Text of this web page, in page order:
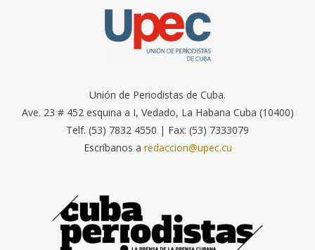
Unión de Periodistas de Cuba.
Ave. 23 # 452 esquina a I, Vedado, La Habana Cuba (10400)
Telf. (53) 7832 4550 | Fax: (53) 7333079
Escríbanos a redaccion@upec.cu